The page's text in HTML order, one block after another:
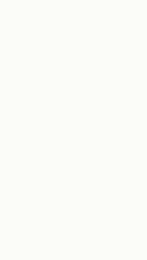
Les Gîtes
Lodgings and